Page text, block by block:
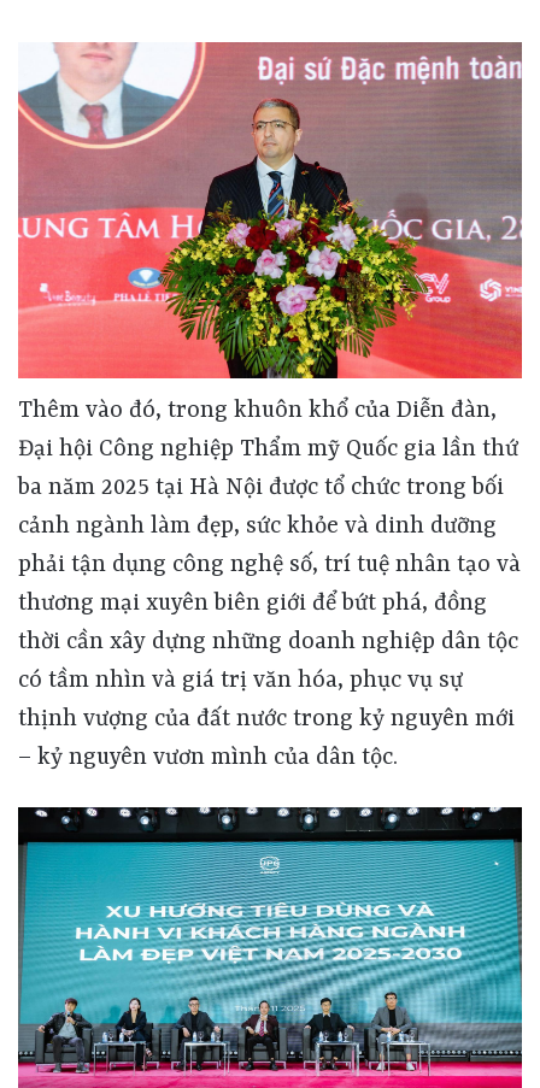
Thêm vào đó, trong khuôn khổ của Diễn đàn,
Đại hội Công nghiệp Thẩm mỹ Quốc gia lần thứ
ba năm 2025 tại Hà Nội được tổ chức trong bối
cảnh ngành làm đẹp, sức khỏe và dinh dưỡng
phải tận dụng công nghệ số, trí tuệ nhân tạo và
thương mại xuyên biên giới để bứt phá, đồng
thời cần xây dựng những doanh nghiệp dân tộc
có tầm nhìn và giá trị văn hóa, phục vụ sự
thịnh vượng của đất nước trong kỷ nguyên mới
– kỷ nguyên vươn mình của dân tộc.